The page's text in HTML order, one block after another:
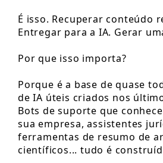
É isso. Recuperar conteúdo
Entregar para a IA. Gerar
Por que isso importa?
Porque é a base de quase
de IA úteis criados nos
Bots de suporte que
sua empresa, assistentes
ferramentas de resumo de
científicos... tudo é